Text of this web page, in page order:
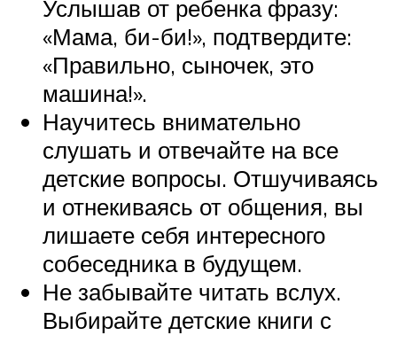
Услышав от ребенка фразу:
«Мама, би-би!», подтвердите:
«Правильно, сыночек, это
машина!».
Научитесь внимательно
слушать и отвечайте на все
детские вопросы. Отшучиваясь
и отнекиваясь от общения, вы
лишаете себя интересного
собеседника в будущем.
Не забывайте читать вслух.
Выбирайте детские книги с